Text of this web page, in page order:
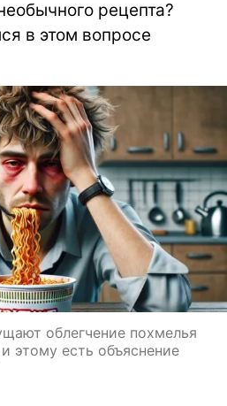
рецепта?
в этом вопросе
облегчение похмелья
этому есть объяснение